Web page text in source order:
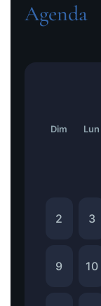
Agenda
Dim Lun
2 3
9 10